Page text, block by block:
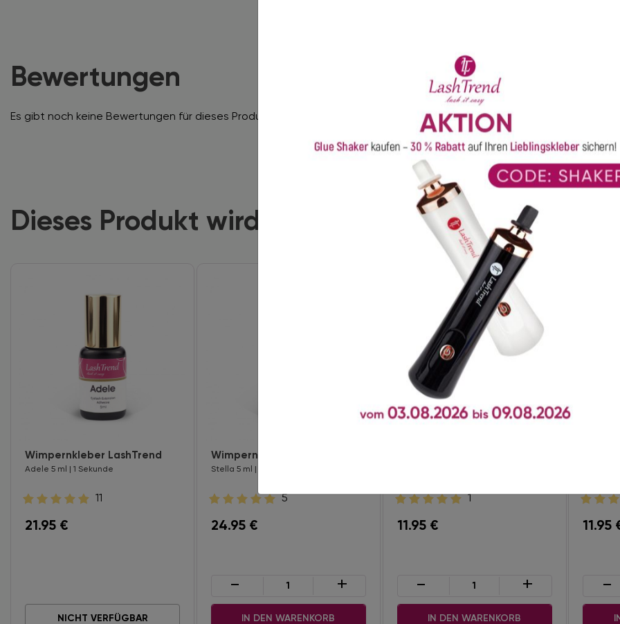
Bewertungen
Es gibt noch keine Bewertungen für dieses Produkt.
Dieses Produkt wird oft zusammen gekauft
Wimpernkleber LashTrend
Adele 5 ml | 1 Sekunde
11
21.95 €
NICHT VERFÜGBAR
Wimpernkleber LashTrend
Stella 5 ml | 0,5 Sekunde
5
24.95€
- +
IN DEN WARENKORB
1
11.95€
- +
IN DEN WARENKORB
11.95
-